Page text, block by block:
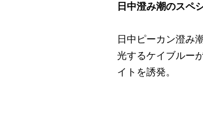
日中澄み潮のスペ
日中ピーカン澄み
光するケイブルー
イトを誘発。